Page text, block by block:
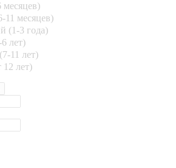
11 месяцев)
(1-3 года)
лет)
11 лет)
лет)